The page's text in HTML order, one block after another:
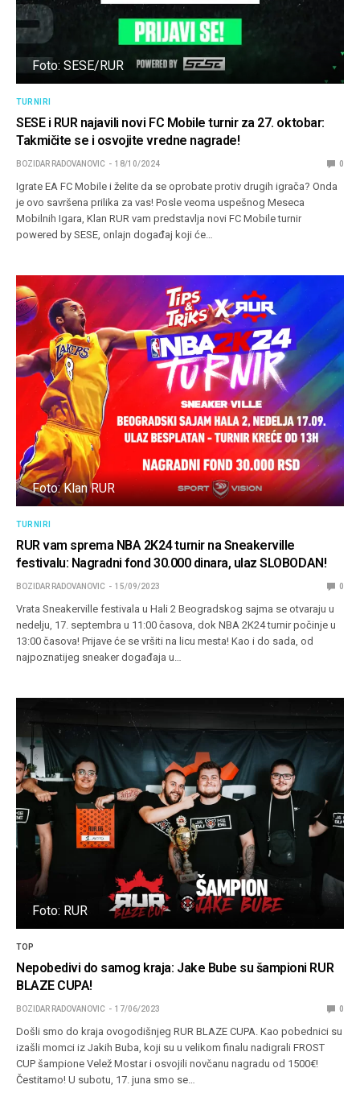
Foto: SESE/RUR
TURNIRI
SESE i RUR najavili novi FC Mobile turnir za 27. oktobar:
Takmičite se i osvojite vredne nagrade!
BOZIDAR RADOVANOVIC 18/10/2024 0
Igrate EA FC Mobile i želite da se oprobate protiv drugih igrača? Onda
je ovo savršena prilika za vas! Posle veoma uspešnog Meseca
Mobilnih Igara, Klan RUR vam predstavlja novi FC Mobile turnir
powered by SESE, onlajn događaj koji će…
Foto: Klan RUR
TURNIRI
RUR vam sprema NBA 2K24 turnir na Sneakerville
festivalu: Nagradni fond 30.000 dinara, ulaz SLOBODAN!
BOZIDAR RADOVANOVIC 15/09/2023 0
Vrata Sneakerville festivala u Hali 2 Beogradskog sajma se otvaraju u
nedelju, 17. septembra u 11:00 časova, dok NBA 2K24 turnir počinje u
13:00 časova! Prijave će se vršiti na licu mesta! Kao i do sada, od
najpoznatijeg sneaker događaja u…
Foto: RUR
TOP
Nepobedivi do samog kraja: Jake Bube su šampioni RUR
BLAZE CUPA!
BOZIDAR RADOVANOVIC 17/06/2023 0
Došli smo do kraja ovogodišnjeg RUR BLAZE CUPA. Kao pobednici su
izašli momci iz Jakih Buba, koji su u velikom finalu nadigrali FROST
CUP šampione Velež Mostar i osvojili novčanu nagradu od 1500€!
Čestitamo! U subotu, 17. juna smo se…